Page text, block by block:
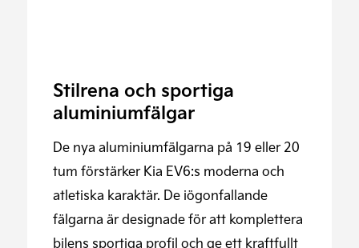
Stilrena och sportiga
aluminiumfälgar
De nya aluminiumfälgarna på 19 eller 20
tum förstärker Kia EV6:s moderna och
atletiska karaktär. De iögonfallande
fälgarna är designade för att komplettera
bilens sportiga profil och ge ett kraftfullt